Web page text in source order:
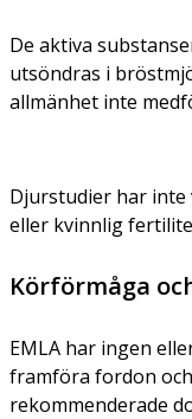
De aktiva
utsöndras i
allmänhet inte
Djurstudier har
eller kvinnlig
Körförmåga
EMLA har ingen
framföra fordon
rekommenderade